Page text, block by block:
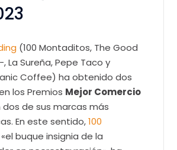
(100 Montaditos, The Good
La Sureña, Pepe Taco y
Coffee) ha obtenido dos
los Premios Mejor Comercio
dos de sus marcas más
En este sentido, 100
«el buque insignia de la